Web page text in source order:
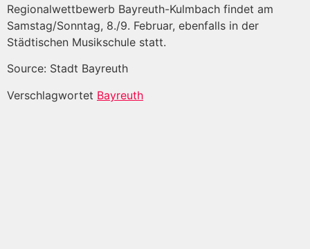
Regionalwettbewerb Bayreuth-Kulmbach findet am
Samstag/Sonntag, 8./9. Februar, ebenfalls in der
Städtischen Musikschule statt.
Source: Stadt Bayreuth
Verschlagwortet Bayreuth